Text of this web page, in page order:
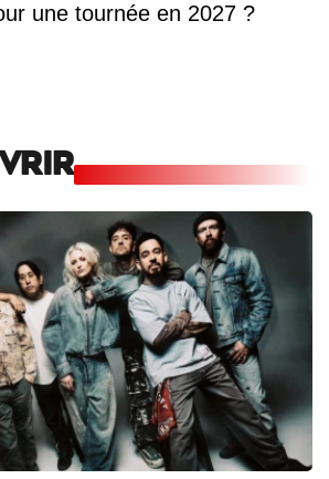
une tournée en 2027 ?